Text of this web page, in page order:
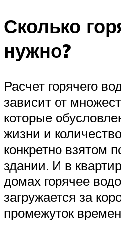
Сколько
нужно?
Расчет горячего
зависит от
которые
жизни и
конкретно взятом
здании. И в
домах горячее
загружается за
промежуток